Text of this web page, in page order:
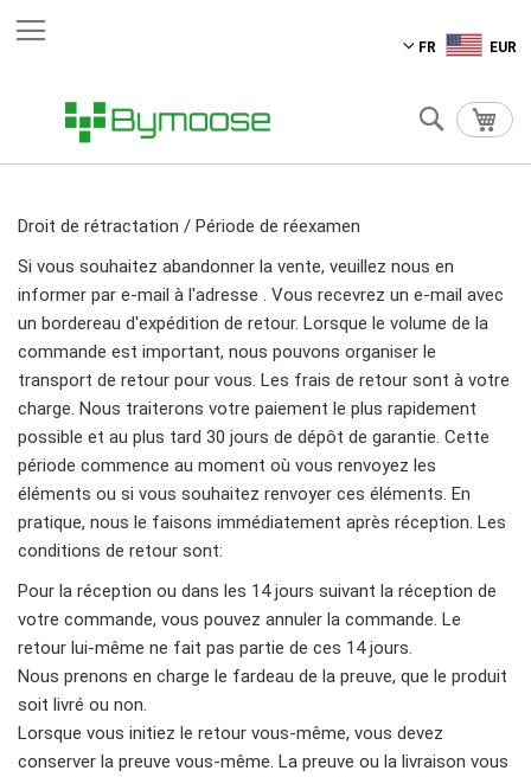
FR EUR
Aller
Chercher
Droit de rétractation / Période de réexamen
Si vous souhaitez abandonner la vente, veuillez nous en
informer par e-mail à l'adresse . Vous recevrez un e-mail avec
un bordereau d'expédition de retour. Lorsque le volume de la
commande est important, nous pouvons organiser le
transport de retour pour vous. Les frais de retour sont à votre
charge. Nous traiterons votre paiement le plus rapidement
possible et au plus tard 30 jours de dépôt de garantie. Cette
période commence au moment où vous renvoyez les
éléments ou si vous souhaitez renvoyer ces éléments. En
pratique, nous le faisons immédiatement après réception. Les
conditions de retour sont:
Pour la réception ou dans les 14 jours suivant la réception de
votre commande, vous pouvez annuler la commande. Le
retour lui-même ne fait pas partie de ces 14 jours.
Nous prenons en charge le fardeau de la preuve, que le produit
soit livré ou non.
Lorsque vous initiez le retour vous-même, vous devez
conserver la preuve vous-même. La preuve ou la livraison vous